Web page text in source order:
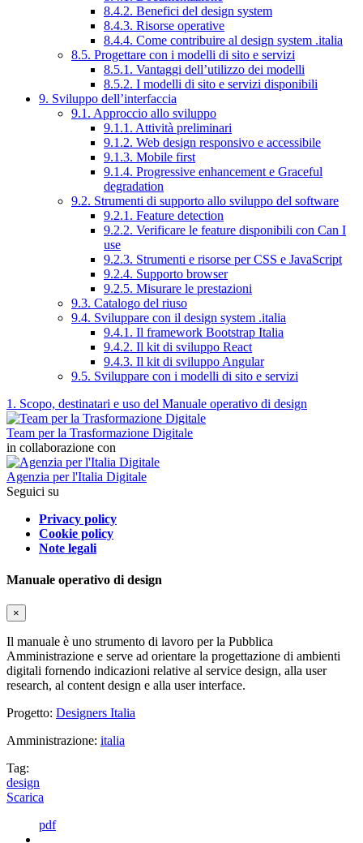
8.4.2. Benefici del design system
8.4.3. Risorse operative
8.4.4. Come contribuire al design system .italia
8.5. Progettare con i modelli di sito e servizi
8.5.1. Vantaggi dell’utilizzo dei modelli
8.5.2. I modelli di sito e servizi disponibili
9. Sviluppo dell’interfaccia
9.1. Approccio allo sviluppo
9.1.1. Attività preliminari
9.1.2. Web design responsivo e accessibile
9.1.3. Mobile first
9.1.4. Progressive enhancement e Graceful
degradation
9.2. Strumenti di supporto allo sviluppo del software
9.2.1. Feature detection
9.2.2. Verificare le feature disponibili con Can I
use
9.2.3. Strumenti e risorse per CSS e JavaScript
9.2.4. Supporto browser
9.2.5. Misurare le prestazioni
9.3. Catalogo del riuso
9.4. Sviluppare con il design system .italia
9.4.1. Il framework Bootstrap Italia
9.4.2. Il kit di sviluppo React
9.4.3. Il kit di sviluppo Angular
9.5. Sviluppare con i modelli di sito e servizi
1. Scopo, destinatari e uso del Manuale operativo di design
Team per la Trasformazione Digitale
in collaborazione con
Agenzia per l'Italia Digitale
Seguici su
Privacy policy
Cookie policy
Note legali
Manuale operativo di design
×
Il manuale è uno strumento di lavoro per la Pubblica
Amministrazione e serve ad orientare la progettazione di ambienti
digitali fornendo indicazioni relative al service design, alla user
research, al content design e alla user interface.
Progetto: Designers Italia
Amministrazione: italia
Tag:
design
Scarica
pdf